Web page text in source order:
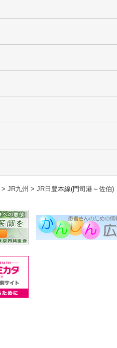
> JR九州 > JR日豊本線(門司港～佐伯)